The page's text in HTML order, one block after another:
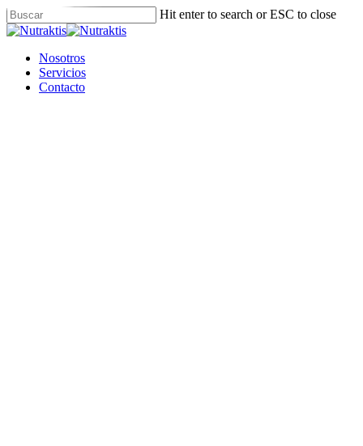
Skip
to
content
Hit enter to search or ESC to close
Close
Menu
Nosotros
Servicios
Contacto